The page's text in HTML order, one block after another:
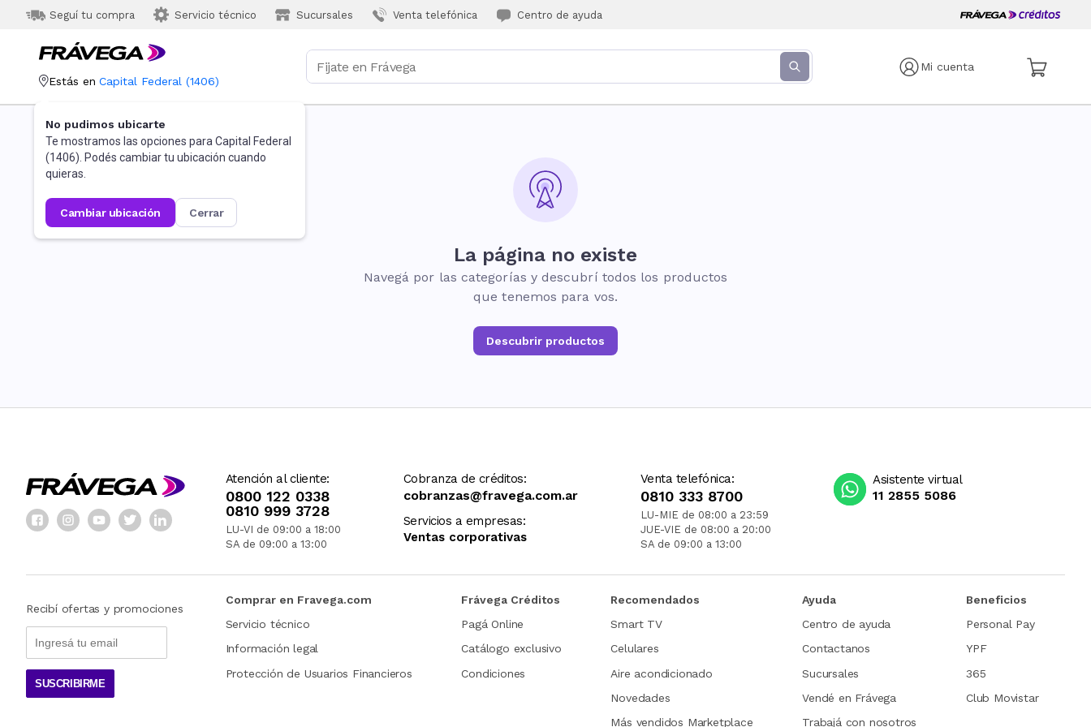
Seguí tu compra Servicio técnico Sucursales Venta telefónica Centro de ayuda
Mi cuenta
Estás en Capital Federal (1406)
No pudimos ubicarte
Te mostramos las opciones para Capital Federal
(1406). Podés cambiar tu ubicación cuando
quieras.
cambiar ubicación cerrar
La página no existe
Navegá por las categorías y descubrí todos los productos
que tenemos para vos.
Descubrir productos
Atención al cliente:
0800 122 0338
0810 999 3728
LU-VI de 09:00 a 18:00
SA de 09:00 a 13:00
Cobranza de créditos:
cobranzas@fravega.com.ar
Servicios a empresas:
Ventas corporativas
Venta telefónica:
0810 333 8700
LU-MIE de 08:00 a 23:59
JUE-VIE de 08:00 a 20:00
SA de 09:00 a 13:00
Asistente virtual
11 2855 5086
Recibí ofertas y promociones
SUSCRIBIRME
Comprar en Fravega.com
Servicio técnico
Información legal
Protección de Usuarios Financieros
Frávega Créditos
Pagá Online
Catálogo exclusivo
Condiciones
Recomendados
Smart TV
Celulares
Aire acondicionado
Novedades
Más vendidos Marketplace
Ayuda
Centro de ayuda
Contactanos
Sucursales
Vendé en Frávega
Trabajá con nosotros
Beneficios
Personal Pay
YPF
365
Club Movistar